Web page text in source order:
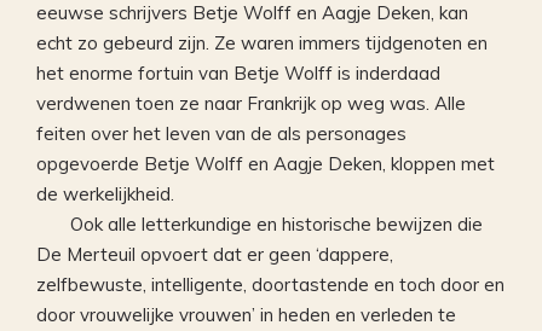
eeuwse schrijvers Betje Wolff en Aagje Deken, kan
echt zo gebeurd zijn. Ze waren immers tijdgenoten en
het enorme fortuin van Betje Wolff is inderdaad
verdwenen toen ze naar Frankrijk op weg was. Alle
feiten over het leven van de als personages
opgevoerde Betje Wolff en Aagje Deken, kloppen met
de werkelijkheid.
Ook alle letterkundige en historische bewijzen die
De Merteuil opvoert dat er geen ‘dappere,
zelfbewuste, intelligente, doortastende en toch door en
door vrouwelijke vrouwen’ in heden en verleden te